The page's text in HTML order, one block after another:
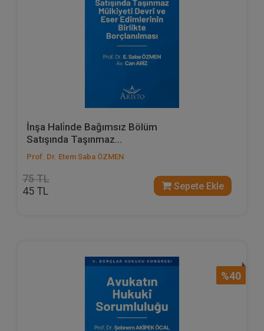
İnşa Hali̇nde Bağımsız Bölüm
Satışında Taşınmaz...
Prof. Dr. Etem Saba ÖZMEN
75 TL
45 TL Sepete Ekle
%40